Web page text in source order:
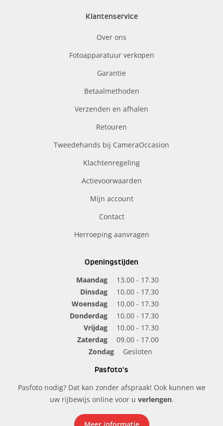
Klantenservice
Over ons
Fotoapparatuur verkopen
Garantie
Betaalmethoden
Verzenden en afhalen
Retouren
Tweedehands bij CameraOccasion
Klachtenregeling
Actievoorwaarden
Mijn account
Contact
Herroeping aanvragen
Openingstijden
Maandag
13.00 - 17.30
Dinsdag
10.00 - 17.30
Woensdag
10.00 - 17.30
Donderdag
10.00 - 17.30
Vrijdag
10.00 - 17.30
Zaterdag
09.00 - 17.00
Zondag
Gesloten
Pasfoto's
Pasfoto nodig? Dat kan zonder afspraak! Ook kunnen we
uw rijbewijs online voor u verlengen.